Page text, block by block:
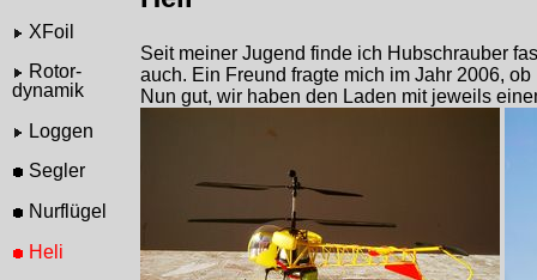
XFoil
Rotor-
dynamik
Loggen
Segler
Nurflügel
Heli
Seit meiner Jugend finde ich Hubschrauber
auch. Ein Freund fragte mich im Jahr 2006,
Nun gut, wir haben den Laden mit jeweils